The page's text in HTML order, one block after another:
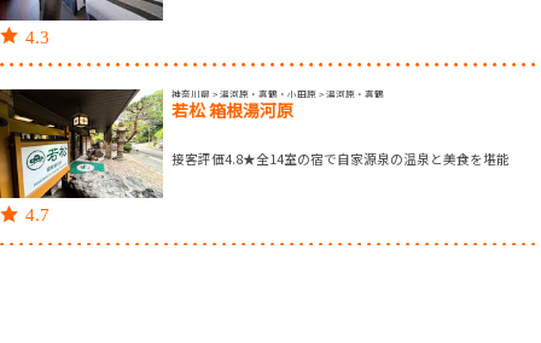
4.3
4.7
神奈川県 > 湯河原・真鶴・小田原 > 湯河原・真鶴
若松 箱根湯河原
接客評価4.8★全14室の宿で自家源泉の温泉と美食を堪能